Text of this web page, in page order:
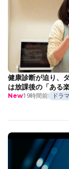
健康診断が迫り、
は放課後の「ある
New19時間前 ドラマ